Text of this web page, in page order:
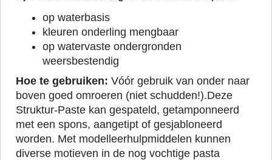
op waterbasis
kleuren onderling mengbaar
op watervaste ondergronden
weersbestendig
Hoe te gebruiken: Vóór gebruik van onder naar
boven goed omroeren (niet schudden!).Deze
Struktur-Paste kan gespateld, getamponneerd
met een spons, aangetipt of gesjabloneerd
worden. Met modelleerhulpmiddelen kunnen
diverse motieven in de nog vochtige pasta